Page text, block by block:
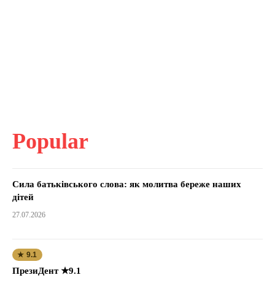
Popular
Сила батьківського слова: як молитва береже наших
дітей
27.07.2026
★ 9.1
ПрезиДент ★9.1